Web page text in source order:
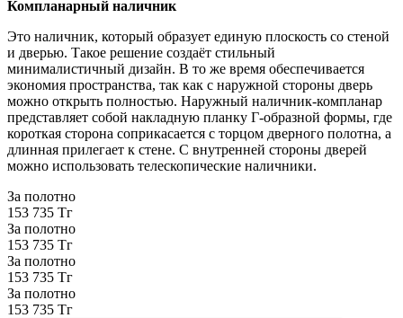
Компланарный наличник
Это наличник, который образует единую плоскость со стеной
и дверью. Такое решение создаёт стильный
минималистичный дизайн. В то же время обеспечивается
экономия пространства, так как с наружной стороны дверь
можно открыть полностью. Наружный наличник-компланар
представляет собой накладную планку Г-образной формы, где
короткая сторона соприкасается с торцом дверного полотна, а
длинная прилегает к стене. С внутренней стороны дверей
можно использовать телескопические наличники.
За полотно
153 735 Тг
За полотно
153 735 Тг
За полотно
153 735 Тг
За полотно
153 735 Тг